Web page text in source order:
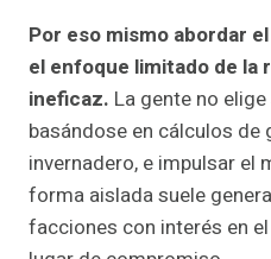
Por eso mismo abordar
el enfoque limitado de la
ineficaz. La gente no
basándose en cálculos de
invernadero, e impulsar el
forma aislada suele
facciones con interés en